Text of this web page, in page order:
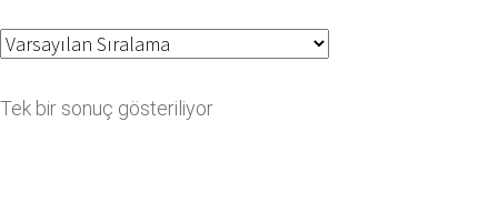
Tek bir sonuç gösteriliyor